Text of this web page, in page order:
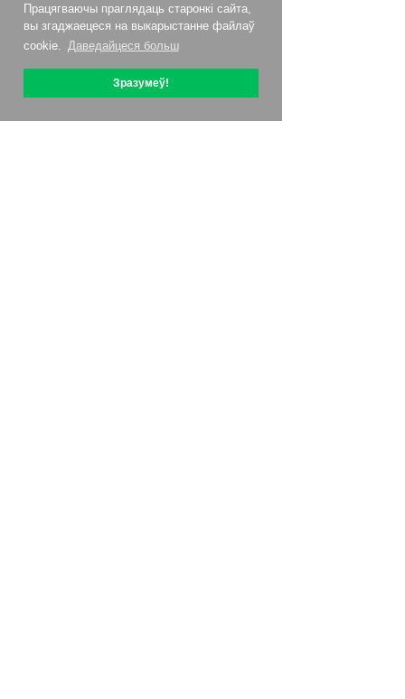
Працягваючы праглядаць старонкі сайта,
вы згаджаецеся на выкарыстанне файлаў
cookie. Даведайцеся больш
Зразумеў!